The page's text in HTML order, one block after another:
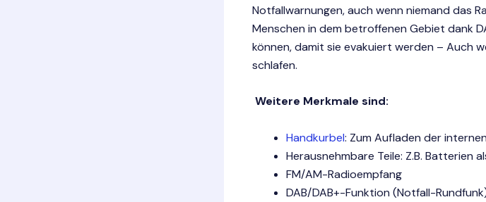
Notfallwarnungen, auch wenn niemand das
Menschen in dem betroffenen Gebiet dank
können, damit sie evakuiert werden – Auch
schlafen.
Weitere Merkmale sind:
Handkurbel: Zum Aufladen der
Herausnehmbare Teile: Z.B. Batterien
FM/AM-Radioempfang
DAB/DAB+-Funktion (Notfall-